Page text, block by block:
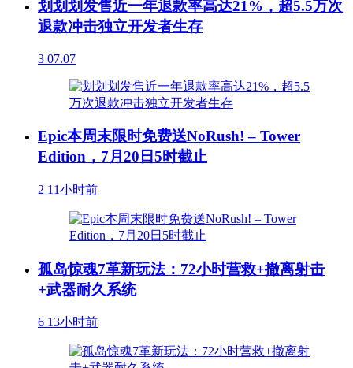
划划划发售近一年退款率高达21%，超5.5万次
退款冲击独立开发者生存
3 07.07
Epic本周末限时免费送NoRush! – Tower
Edition，7月20日5时截止
2 11小时前
孤岛惊魂7革新玩法：72小时营救+撤离射击
+武器耐久系统
6 13小时前